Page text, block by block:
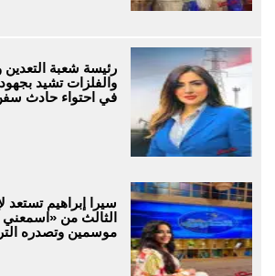
رئيسة شعبة التعدين
والفلزات تشيد
في احتواء حادث
سيرا إبراهيم تستعد
الثالث من
موسمين وتصدره